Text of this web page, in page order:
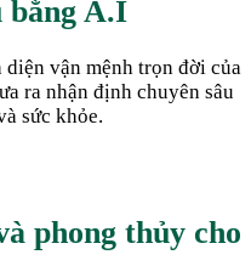
bằng A.I
vận mệnh trọn đời của
ra nhận định chuyên sâu
sức khỏe.
phong thủy cho